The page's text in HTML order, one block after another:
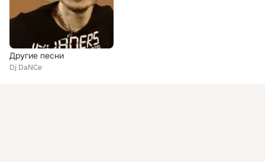
Другие песни
Dj DaNCe